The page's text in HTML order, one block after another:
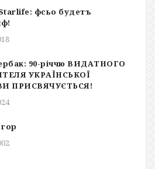
фсьо будетъ
90-річчю ВИДАТНОГО
УКРАЇНСЬКОЇ
ПРИСВЯЧУЄТЬСЯ!